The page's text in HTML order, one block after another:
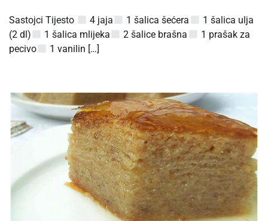
Sastojci Tijesto 4 jaja 1 šalica šećera
1 šalica ulja
(2 dl)
1 šalica mlijeka 2 šalice brašna
1 prašak za
pecivo
1 vanilin […]